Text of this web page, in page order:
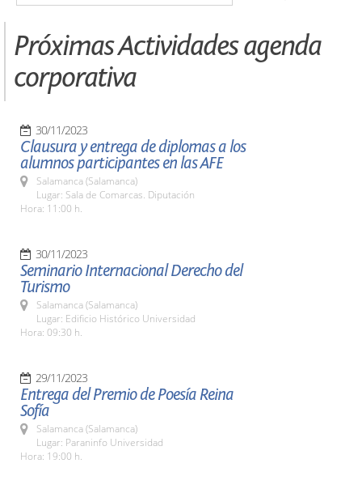
Próximas Actividades agenda
corporativa
30/11/2023
Clausura y entrega de diplomas a los
alumnos participantes en las AFE
Salamanca (Salamanca)
Lugar: Sala de Comarcas. Diputación
Hora: 11:00 h.
30/11/2023
Seminario Internacional Derecho del
Turismo
Salamanca (Salamanca)
Lugar: Edificio Histórico Universidad
Hora: 09:30 h.
29/11/2023
Entrega del Premio de Poesía Reina
Sofía
Salamanca (Salamanca)
Lugar: Paraninfo Universidad
Hora: 19:00 h.